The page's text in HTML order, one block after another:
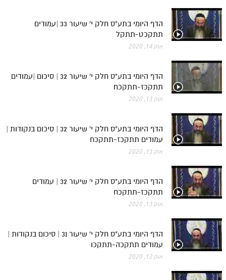
הדף היומי בתע"ס חלק י' שיעור 33 |עמודים
תתקכט-תתקל
אוק 14, 2020
הדף היומי בתע"ס חלק י' שיעור 32 | סיכום |עמודים
תתקכז-תתקכח
אוק 13, 2020
הדף היומי בתע"ס חלק י' שיעור 32 | סיכום בנקודות |
עמודים תתקכז-תתקכח
אוק 13, 2020
הדף היומי בתע"ס חלק י' שיעור 32 | עמודים
תתקכז-תתקכח
אוק 13, 2020
הדף היומי בתע"ס חלק י' שיעור 31 | סיכום בנקודות |
עמודים תתקכה-תתקכו
אוק 12, 2020